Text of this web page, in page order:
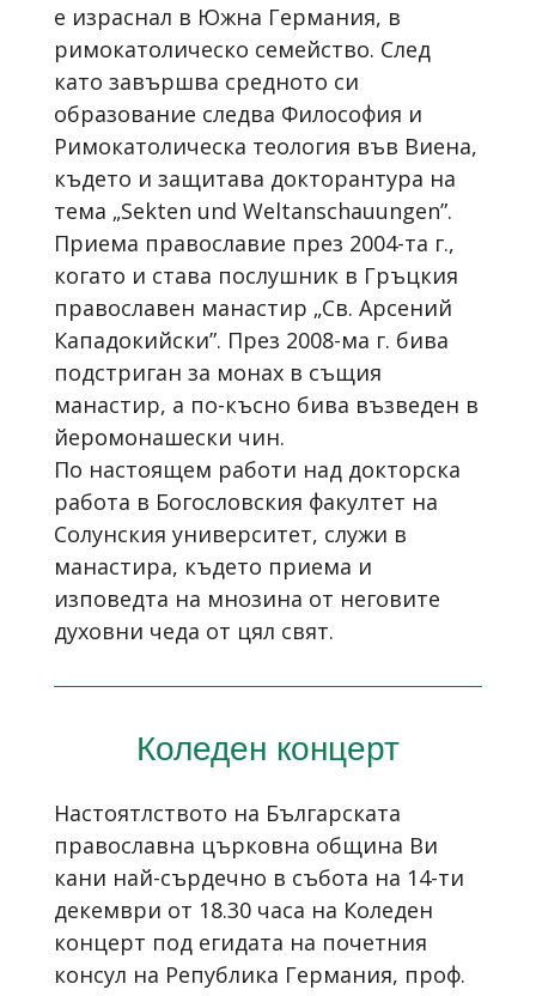
е израснал в Южна Германия, в
римокатолическо семейство. След
като завършва средното си
образование следва Философия и
Римокатолическа теология във Виена,
където и защитава докторантура на
тема „Sekten und Weltanschauungen”.
Приема православие през 2004-та г.,
когато и става послушник в Гръцкия
православен манастир „Св. Арсений
Кападокийски”. През 2008-ма г. бива
подстриган за монах в същия
манастир, а по-късно бива възведен в
йеромонашески чин.
По настоящем работи над докторска
работа в Богословския факултет на
Солунския университет, служи в
манастира, където приема и
изповедта на мнозина от неговите
духовни чеда от цял свят.
Коледен концерт
Настоятлството на Българската
православна църковна община Ви
кани най-сърдечно в събота на 14-ти
декември от 18.30 часа на Коледен
концерт под егидата на почетния
консул на Република Германия, проф.